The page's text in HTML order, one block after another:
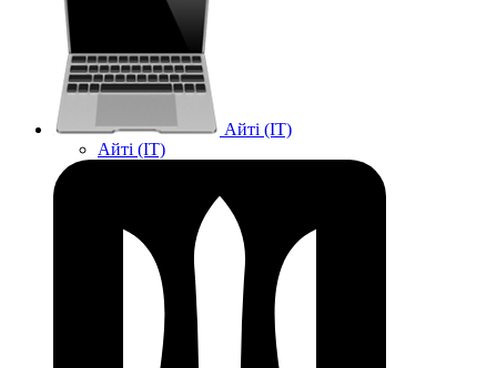
Айті (IT)
Айті (IT)